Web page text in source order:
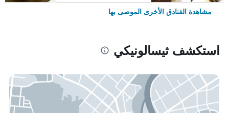
مشاهدة الفنادق الأخرى الموصى بها
استكشف ثيسالونيكي